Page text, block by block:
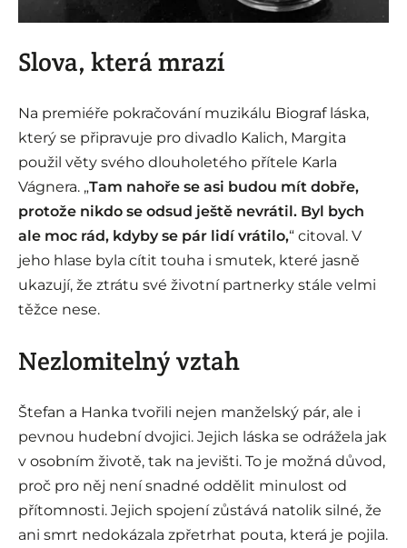
Slova, která mrazí
Na premiéře pokračování muzikálu Biograf láska,
který se připravuje pro divadlo Kalich, Margita
použil věty svého dlouholetého přítele Karla
Vágnera. „Tam nahoře se asi budou mít dobře,
protože nikdo se odsud ještě nevrátil. Byl bych
ale moc rád, kdyby se pár lidí vrátilo,“ citoval. V
jeho hlase byla cítit touha i smutek, které jasně
ukazují, že ztrátu své životní partnerky stále velmi
těžce nese.
Nezlomitelný vztah
Štefan a Hanka tvořili nejen manželský pár, ale i
pevnou hudební dvojici. Jejich láska se odrážela jak
v osobním životě, tak na jevišti. To je možná důvod,
proč pro něj není snadné oddělit minulost od
přítomnosti. Jejich spojení zůstává natolik silné, že
ani smrt nedokázala zpřetrhat pouta, která je pojila.